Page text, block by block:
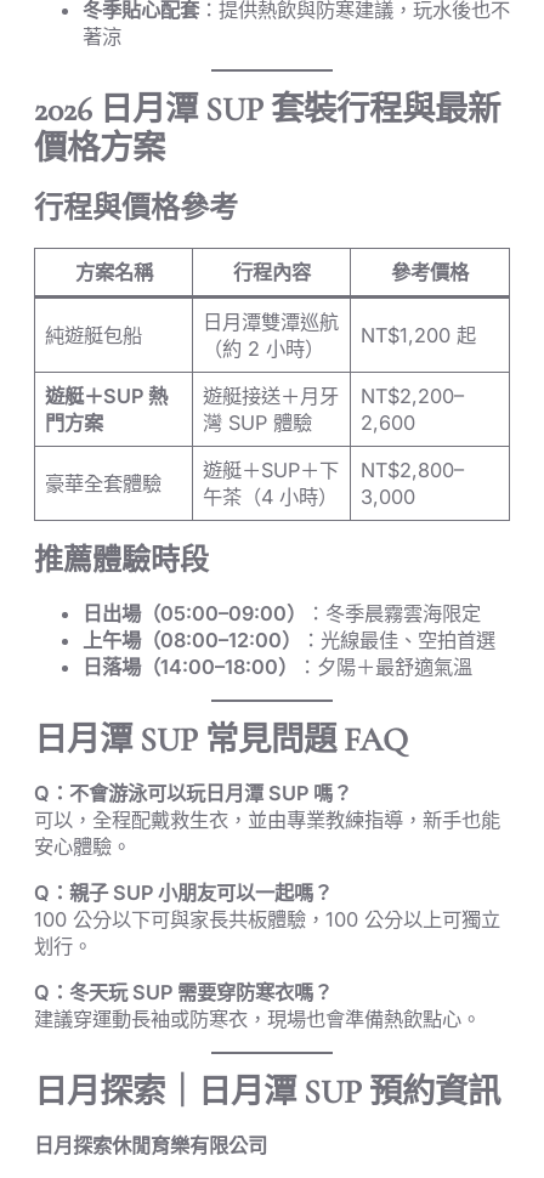
冬季貼心配套：提供熱飲與防寒建議，玩水後也不
著涼
2026 日月潭 SUP 套裝行程與最新
價格方案
行程與價格參考
方案名稱 行程內容 參考價格
純遊艇包船
日月潭雙潭巡航
（約 2 小時）
NT$1,200 起
遊艇＋SUP 熱
門方案
遊艇接送＋月牙
灣 SUP 體驗
NT$2,200–
2,600
豪華全套體驗
遊艇＋SUP＋下
午茶（4 小時）
NT$2,800–
3,000
推薦體驗時段
日出場（05:00–09:00）
：冬季晨霧雲海限定
上午場（08:00–12:00）
：光線最佳、空拍首選
日落場（14:00–18:00）
：夕陽＋最舒適氣溫
日月潭 SUP 常見問題 FAQ
Q：不會游泳可以玩日月潭 SUP 嗎？
可以，全程配戴救生衣，並由專業教練指導，新手也能
安心體驗。
Q：親子 SUP 小朋友可以一起嗎？
100 公分以下可與家長共板體驗，100 公分以上可獨立
划行。
Q：冬天玩 SUP 需要穿防寒衣嗎？
建議穿運動長袖或防寒衣，現場也會準備熱飲點心。
日月探索｜日月潭 SUP 預約資訊
日月探索休閒育樂有限公司